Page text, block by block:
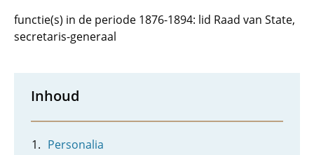
functie(s) in de periode 1876-1894: lid Raad van State,
secretaris-generaal
Inhoud
Personalia